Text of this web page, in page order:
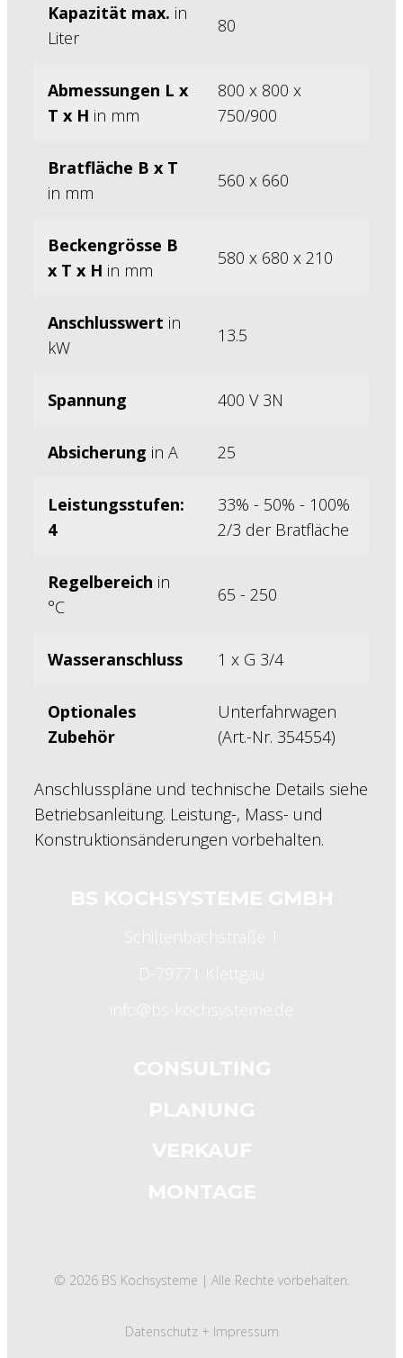
Kapazität max. in
Liter
80
Abmessungen L x
T x H in mm
800 x 800 x
750/900
Bratfläche B x T
in mm
560 x 660
Beckengrösse B
x T x H in mm
580 x 680 x 210
Anschlusswert in
kW
13.5
Spannung 400 V 3N
Absicherung in A 25
Leistungsstufen:
4
33% - 50% - 100%
2/3 der Bratfläche
Regelbereich in
°C
65 - 250
Wasseranschluss 1 x G 3/4
Optionales
Zubehör
Unterfahrwagen
(Art.-Nr. 354554)
Anschlusspläne und technische Details siehe
Betriebsanleitung. Leistung-, Mass- und
Konstruktionsänderungen vorbehalten.
© 2026 BS Kochsysteme | Alle Rechte vorbehalten.
Datenschutz + Impressum